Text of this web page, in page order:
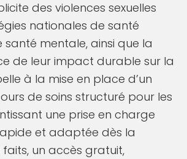
des violences sexuelles
nationales de santé
mentale, ainsi que la
de leur impact durable sur la
à la mise en place d’un
de soins structuré pour les
une prise en charge
et adaptée dès la
un accès gratuit,